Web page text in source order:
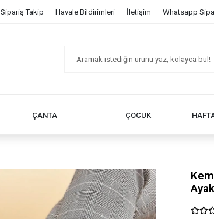
Sipariş Takip Havale Bildirimleri İletişim Whatsapp
ÇANTA ÇOCUK